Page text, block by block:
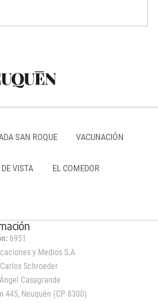
SAN ROQUE VACUNACIÓN
VISTA EL COMEDOR
6951
y Medios S.A
Schroeder
Casagrande
445, Neuquén (CP 8300)